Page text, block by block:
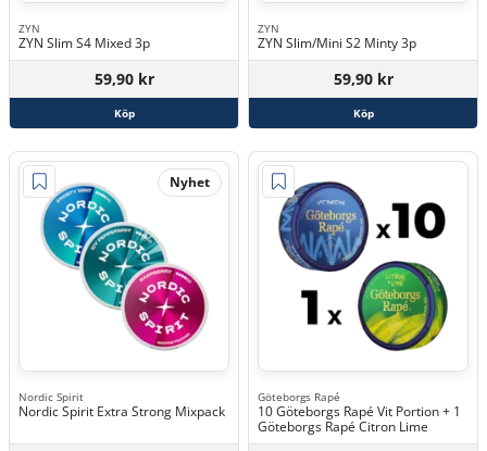
ZYN
ZYN Slim S4 Mixed 3p
59,90 kr
Köp
ZYN
ZYN Slim/Mini S2 Minty 3p
59,90 kr
Köp
Nyhet
Nordic Spirit
Nordic Spirit Extra Strong Mixpack
Göteborgs Rapé
10 Göteborgs Rapé Vit Portion + 1
Göteborgs Rapé Citron Lime